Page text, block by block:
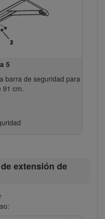
5
barra de seguridad para
91 cm.
extensión de